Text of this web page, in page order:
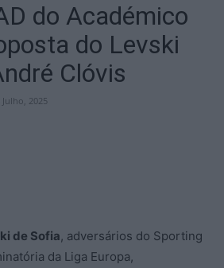
do Académico
do Levski
Clóvis
Julho, 2025
de Sofia, adversários do Sporting
da Liga Europa,